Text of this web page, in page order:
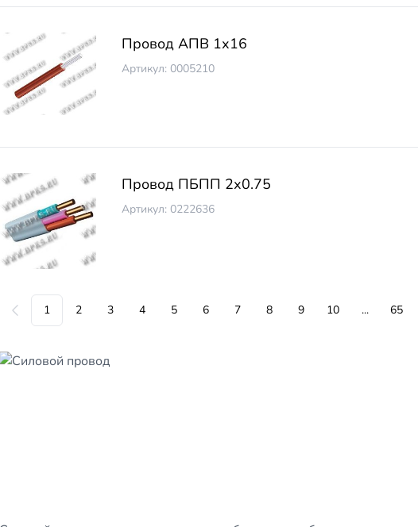
Провод АПВ 1х16
Артикул: 0005210
Провод ПБПП 2х0.75
Артикул: 0222636
1 2 3 4 5 6 7 8 9 10 ... 65